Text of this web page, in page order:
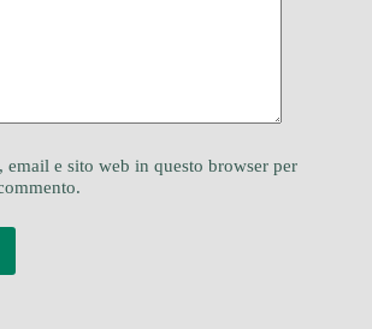
email e sito web in questo browser per